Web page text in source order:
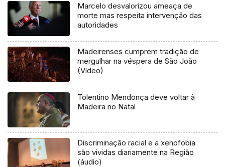
Marcelo desvalorizou ameaça de
morte mas respeita intervenção das
autoridades
Madeirenses cumprem tradição de
mergulhar na véspera de São João
(Vídeo)
Tolentino Mendonça deve voltar à
Madeira no Natal
Discriminação racial e a xenofobia
são vividas diariamente na Região
(áudio)